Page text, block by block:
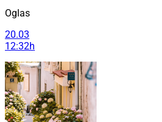
Oglas
20.03
12:32h